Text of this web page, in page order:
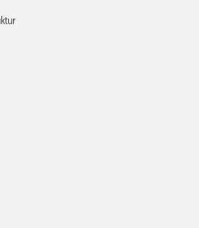
Hy2gen plant eine 200-MW-
synthetischer Kraftstoffe im
Die Stadt soll damit zum
im Ostseeraum werden. Eine
steht noch aus.
im Hafen von Oulu im Norden Finnlands
von erneuerbarem Wasserstoff und
zu entwickeln. Der Standort Vihreäsaari
Die geplante Elektrolyseleistung der
sollen insbesondere für schwer zu